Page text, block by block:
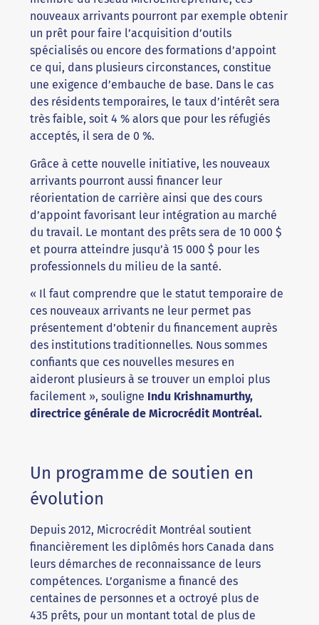
nouveaux arrivants pourront par exemple obtenir
un prêt pour faire l’acquisition d’outils
spécialisés ou encore des formations d’appoint
ce qui, dans plusieurs circonstances, constitue
une exigence d’embauche de base. Dans le cas
des résidents temporaires, le taux d’intérêt sera
très faible, soit 4 % alors que pour les réfugiés
acceptés, il sera de 0 %.
Grâce à cette nouvelle initiative, les nouveaux
arrivants pourront aussi financer leur
réorientation de carrière ainsi que des cours
d’appoint favorisant leur intégration au marché
du travail. Le montant des prêts sera de 10 000 $
et pourra atteindre jusqu’à 15 000 $ pour les
professionnels du milieu de la santé.
« Il faut comprendre que le statut temporaire de
ces nouveaux arrivants ne leur permet pas
présentement d’obtenir du financement auprès
des institutions traditionnelles. Nous sommes
confiants que ces nouvelles mesures en
aideront plusieurs à se trouver un emploi plus
facilement », souligne Indu Krishnamurthy,
directrice générale de Microcrédit Montréal.
Un programme de soutien en
évolution
Depuis 2012, Microcrédit Montréal soutient
financièrement les diplômés hors Canada dans
leurs démarches de reconnaissance de leurs
compétences. L’organisme a financé des
centaines de personnes et a octroyé plus de
435 prêts, pour un montant total de plus de